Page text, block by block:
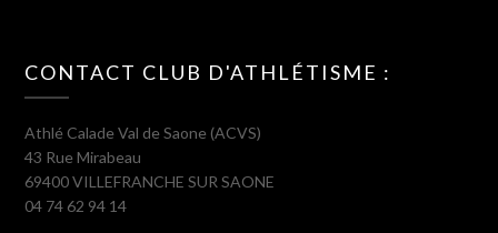
CONTACT CLUB D'ATHLÉTISME :
Athlé Calade Val de Saone (ACVS)
43 Rue Mirabeau
69400 VILLEFRANCHE SUR SAONE
04 74 62 94 14